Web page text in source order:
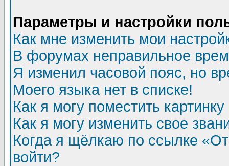
Параметры и настройки
Как мне изменить мои
В форумах неправильное
Я изменил часовой пояс, но
Моего языка нет в списке!
Как я могу поместить
Как я могу изменить свое
Когда я щёлкаю по ссылке
войти?